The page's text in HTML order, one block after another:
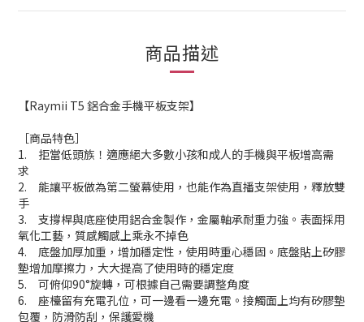
商品描述
【Raymii T5 鋁合金手機平板支架】
［商品特色］
1. 拒當低頭族！ 適應絕大多數小孩和成人的手機與平板增高需
求
2. 能讓平板做為第二螢幕使用，也能作為直播支架使用，釋放雙
手
3. 支撐桿與底座使用鋁合金製作，金屬軸承耐重力強。表面採用
氧化工藝，質感觸感上乘永不掉色
4. 底盤加厚加重，增加穩定性，使用時重心穩固。底盤貼上矽膠
墊增加摩擦力，大大提高了使用時的穩定度
5. 可俯仰90°旋轉，可根據自己需要調整角度
6. 座檯留有充電孔位，可一邊看一邊充電。接觸面上均有矽膠墊
包覆，防滑防刮，保護愛機